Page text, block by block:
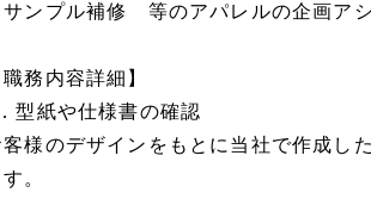
サンプル補修 等のアパレルの企画ア
務内容詳細】
型紙や仕様書の確認
様のデザインをもとに当社で作成し
。